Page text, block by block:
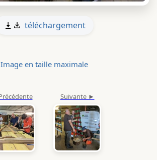
téléchargement
Image en taille maximale